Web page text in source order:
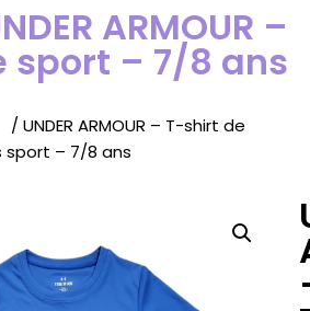
ARMOUR –
sport – 7/8 ans
/ UNDER ARMOUR – T-shirt de
sport – 7/8 ans